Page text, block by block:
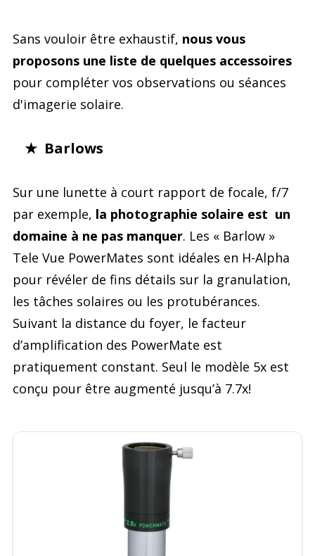
Sans vouloir être exhaustif, nous vous
proposons une liste de quelques accessoires
pour compléter vos observations ou séances
d'imagerie solaire.
★ Barlows
Sur une lunette à court rapport de focale, f/7
par exemple, la photographie solaire est un
domaine à ne pas manquer. Les « Barlow »
Tele Vue PowerMates sont idéales en H-Alpha
pour révéler de fins détails sur la granulation,
les tâches solaires ou les protubérances.
Suivant la distance du foyer, le facteur
d’amplification des PowerMate est
pratiquement constant. Seul le modèle 5x est
conçu pour être augmenté jusqu’à 7.7x!